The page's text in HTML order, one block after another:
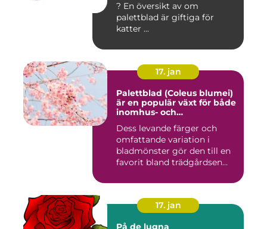
? En översikt av om
palettblad är giftiga för
katter ...
17. jan
Palettblad (Coleus blumei)
är en populär växt för både
inomhus- och
Dess levande färger och
omfattande variation i
bladmönster gör den till en
favorit bland trädgårdsen...
17. jan
På de lugna